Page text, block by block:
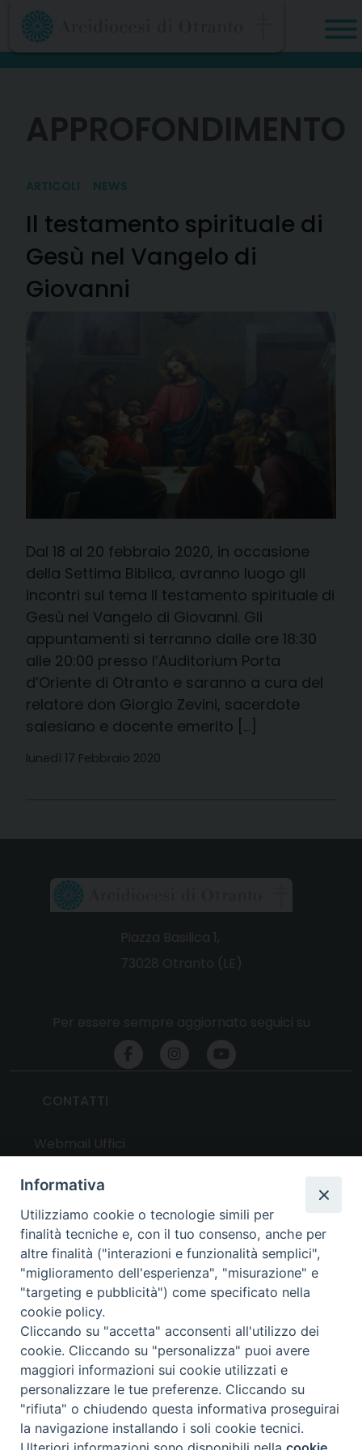
Skip
content
APPROFONDIMENTO
ARTICOLI NEWS
Il testamento spirituale di
Gesù nel Vangelo di
Giovanni
Dal 18 al 20 febbraio 2020, in occasione
della Settima Biblica, avranno luogo gli
incontri sul tema Il testamento spirituale di
Gesù nel Vangelo di Giovanni. Gli
appuntamenti si terranno dalle ore 18:30
alle 20:00 presso l’Auditorium Porta
d’Oriente di Otranto e saranno a cura del
relatore don Giorgio Zevini, sacerdote
salesiano e docente emerito […]
lunedì 17 Febbraio 2020
UTILITY
News
Altri articoli
Notizie nazionali
Download
Amministrazione Trasparente
Privacy e cookie policy
Preferenze Cookie
Informativa
Utilizziamo cookie o tecnologie simili per
finalità tecniche e, con il tuo consenso, anche per
altre finalità ("interazioni e funzionalità semplici",
"miglioramento dell'esperienza", "misurazione" e
"targeting e pubblicità") come specificato nella
cookie policy.
Cliccando su "accetta" acconsenti all'utilizzo dei
cookie. Cliccando su "personalizza" puoi avere
maggiori informazioni sui cookie utilizzati e
personalizzare le tue preferenze. Cliccando su
"rifiuta" o chiudendo questa informativa proseguirai
la navigazione installando i soli cookie tecnici.